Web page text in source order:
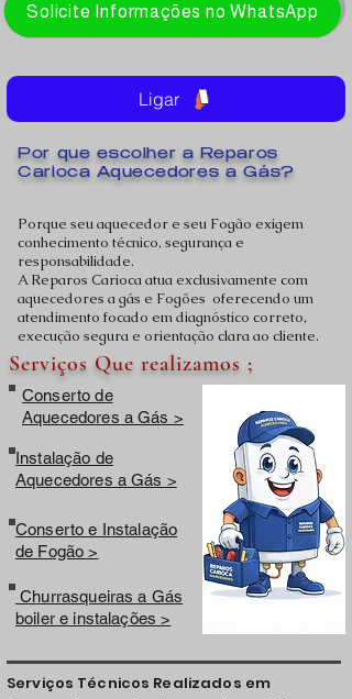
Solicite Informações no WhatsApp
Porque seu aquecedor e seu Fogão exigem
conhecimento técnico, segurança e
responsabilidade.
A Reparos Carioca atua exclusivamente com
aquecedores a gás e Fogões oferecendo um
atendimento focado em diagnóstico correto,
execução segura e orientação clara ao cliente.
Por que escolher a Reparos
Carioca Aquecedores a Gás?
Serviços Que realizamos ;
Conserto de
Aquecedores a Gás >
Instalação de
Aquecedores a Gás >
Conserto e Instalação
de Fogão >
Churrasqueiras a Gás
boiler e instalações >
Ligar
Serviços Técnicos Realizados em